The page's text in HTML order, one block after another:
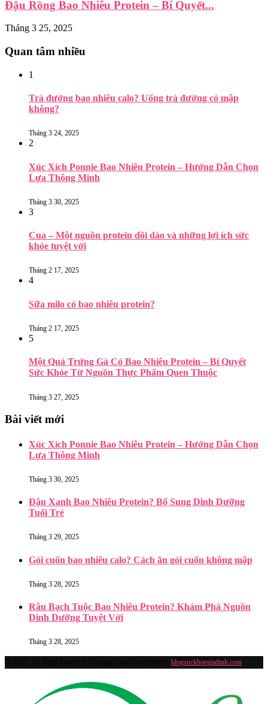
Đậu Rồng Bao Nhiêu Protein – Bí Quyết...
Tháng 3 25, 2025
Quan tâm nhiều
1
Trà đường bao nhiêu calo? Uống trà đường có mập
không?
Tháng 3 24, 2025
2
Xúc Xích Ponnie Bao Nhiêu Protein – Hướng Dẫn Chọn
Lựa Thông Minh
Tháng 3 30, 2025
3
Cua – Một nguồn protein dồi dào và những lợi ích sức
khỏe tuyệt vời
Tháng 2 17, 2025
4
Sữa milo có bao nhiêu protein?
Tháng 2 17, 2025
5
Một Quả Trứng Gà Có Bao Nhiêu Protein – Bí Quyết
Sức Khỏe Từ Nguồn Thực Phẩm Quen Thuộc
Tháng 3 27, 2025
Bài viết mới
Xúc Xích Ponnie Bao Nhiêu Protein – Hướng Dẫn Chọn
Lựa Thông Minh
Tháng 3 30, 2025
Đậu Xanh Bao Nhiêu Protein? Bổ Sung Dinh Dưỡng
Tuổi Trẻ
Tháng 3 29, 2025
Gỏi cuốn bao nhiêu calo? Cách ăn gỏi cuốn không mập
Tháng 3 28, 2025
Râu Bạch Tuộc Bao Nhiêu Protein? Khám Phá Nguồn
Dinh Dưỡng Tuyệt Vời
Tháng 3 28, 2025
blogsuckhoegiadinh.com